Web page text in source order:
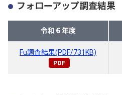
フォローアップ調査結果
令和６年度
Fu調査結果(PDF/731KB)